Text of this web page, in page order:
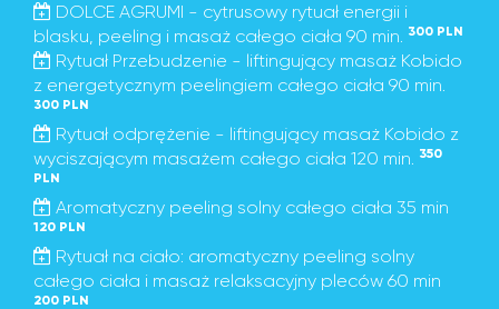
DOLCE AGRUMI - cytrusowy rytuał energii i
blasku, peeling i masaż całego ciała 90 min. 300 PLN
Rytuał Przebudzenie - liftingujący masaż Kobido
z energetycznym peelingiem całego ciała 90 min.
300 PLN
Rytuał odprężenie - liftingujący masaż Kobido z
wyciszającym masażem całego ciała 120 min. 350
PLN
Aromatyczny peeling solny całego ciała 35 min
120 PLN
Rytuał na ciało: aromatyczny peeling solny
całego ciała i masaż relaksacyjny pleców 60 min
200 PLN